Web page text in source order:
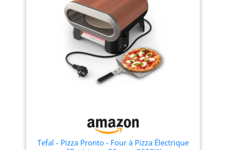
indépendant supérieur et
inférieur Ajustez
séparément les éléments
chauffants pour obtenir une
base croustillante et une
garniture fondante.
Conception compacte de 20
litres avec accès facile Four
sans porte pour insérer et
retirer la pizza facilement.
Livré avec une pierre
réfractaire professionnelle,
une pelle à pizza en
aluminium (12") et un
uniforme PALETTE EN
ACIER INOXYDABLE : Avec
les palettes en acier
inoxydable, le mini four
électrique Ariete simplifiera
vos préparations; utilisez-
les pour déplacer la pâte
crue et cuite facilement 5
NIVEAUX DE CUISSON : le
ou même de réchauffer les
aliments avant de les servir
PRÊT EN UN SEUL
MOUVEMENT : en
Tefal - Pizza Pronto - Four à Pizza Électrique